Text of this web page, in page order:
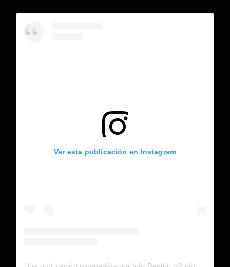
Ver esta publicación en Instagram